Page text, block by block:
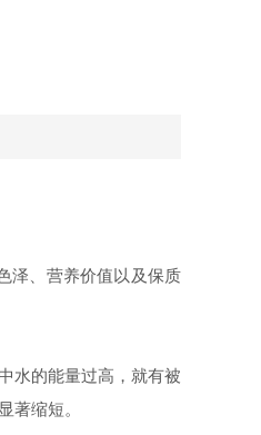
泽、营养价值以及保质
水的能量过高，就有被
著缩短。